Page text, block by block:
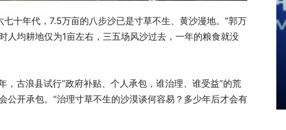
十年代，7.5万亩的八步沙已是寸草不生、黄沙漫地。”郭万
人均耕地仅为1亩左右，三五场风沙过去，一年的粮食就没
，古浪县试行“政府补贴、个人承包，谁治理、谁受益”的荒
公开承包。“治理寸草不生的沙漠谈何容易？多少年后才会有